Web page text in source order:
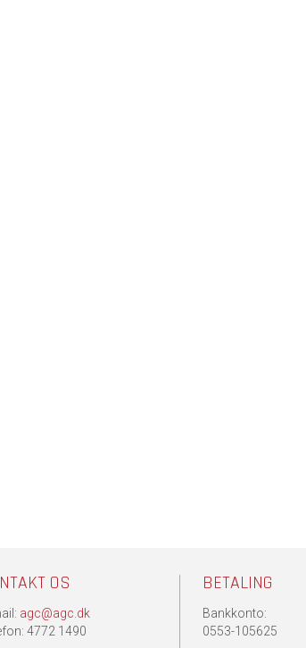
OS
agc@agc.dk
4772 1490
BETALING
Bankkonto:
0553-105625